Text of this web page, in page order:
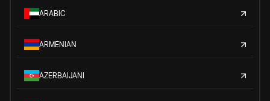
ARABIC
ARMENIAN
AZERBAIJANI